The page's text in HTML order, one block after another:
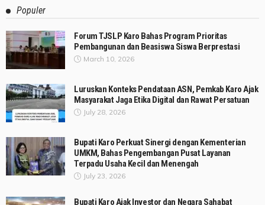
Populer
Forum TJSLP Karo Bahas Program Prioritas
Pembangunan dan Beasiswa Siswa Berprestasi
March 10, 2026
Luruskan Konteks Pendataan ASN, Pemkab Karo Ajak
Masyarakat Jaga Etika Digital dan Rawat Persatuan
July 28, 2026
Bupati Karo Perkuat Sinergi dengan Kementerian
UMKM, Bahas Pengembangan Pusat Layanan
Terpadu Usaha Kecil dan Menengah
July 23, 2026
Bupati Karo Ajak Investor dan Negara Sahabat